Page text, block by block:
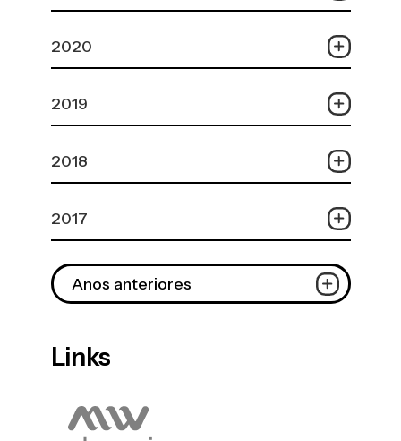
2020
2019
2018
2017
Anos anteriores
Links